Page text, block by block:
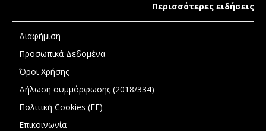
Περισσότερες ειδήσεις
Διαφήμιση
Προσωπικά Δεδομένα
Όροι Χρήσης
Δήλωση συμμόρφωσης (2018/334)
Πολιτική Cookies (ΕΕ)
Επικοινωνία